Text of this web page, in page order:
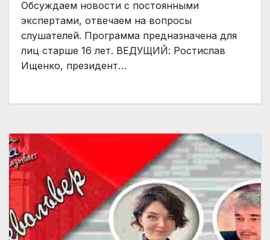
Обсуждаем новости с постоянными
экспертами, отвечаем на вопросы
слушателей. Программа предназначена для
лиц старше 16 лет. ВЕДУЩИЙ: Ростислав
Ищенко, президент…